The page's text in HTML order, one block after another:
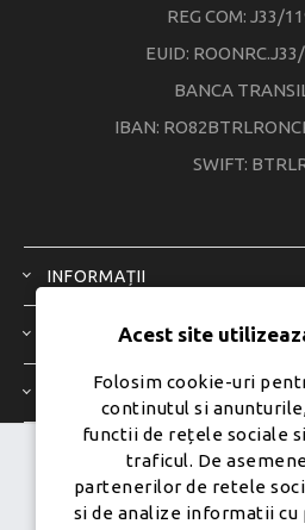
REG COM: J33/
EUID:
BANCA
IBAN:
SWIFT:
INFORMAȚII
SERVICIU CLIENȚI
CONTUL MEU
Dezvoltat de
Powered by
Acest site
Folosim cookie-uri
continutul si
functii de rețele sociale
traficul. De
partenerilor de retele
si de analize informatii cu